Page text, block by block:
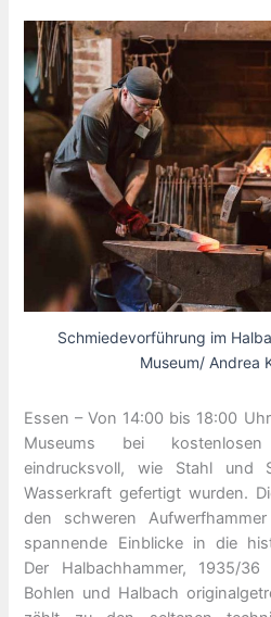
Schmiedevorführung im
Museum/ Andrea
Essen – Von 14:00 bis 18:00
Museums bei kostenlosen
eindrucksvoll, wie Stahl und
Wasserkraft gefertigt wurden.
den schweren
spannende Einblicke in die
Der Halbachhammer, 1935/
Bohlen und Halbach